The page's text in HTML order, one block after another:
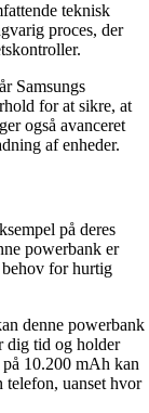
teknisk
proces, der
Samsungs
for at sikre, at
også avanceret
af enheder.
på deres
powerbank er
for hurtig
denne powerbank
dig tid og holder
10.200 mAh kan
uanset hvor